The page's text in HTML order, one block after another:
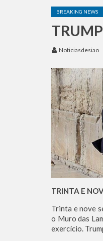
BREAKING NEWS
Noticiasdesiao
TRINTA E
Trinta e nove
o Muro das
exercício.